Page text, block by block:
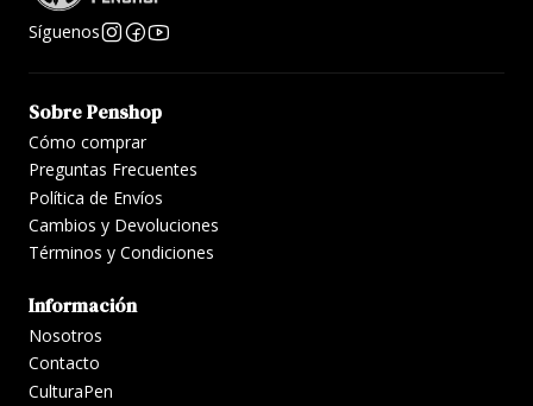
Síguenos
Sobre Penshop
Cómo comprar
Preguntas Frecuentes
Política de Envíos
Cambios y Devoluciones
Términos y Condiciones
Información
Nosotros
Contacto
CulturaPen